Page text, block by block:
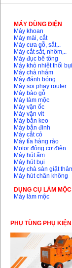
Giá:1850000
Động cơ xăng
GX160 (5.5HP)
Giá: 7200000
Máy mài 100mm
Makita 9553B
Giá:1296000
MÁY DÙNG ĐIỆN
Máy khoan
Máy mài, cắt
Máy cưa gỗ, sắt,..
Máy cắt sắt, nhôm,..
Máy đục bê tông
Máy khò nhiệt thổi bụi
Máy chà nhám
Máy đánh bóng
Máy soi phay router
Máy bào gỗ
Máy làm mộc
Máy vặn ốc
Máy vặn vít
Máy bắn keo
Máy bắn đinh
Máy cắt cỏ
Máy tỉa hàng rào
Motor động cơ điện
Máy hút ẩm
Máy hút bụi
Máy chà sàn giặt
Máy hút chân không
DỤNG CỤ LÀM MỘC
Máy làm mộc
PHỤ TÙNG PHỤ